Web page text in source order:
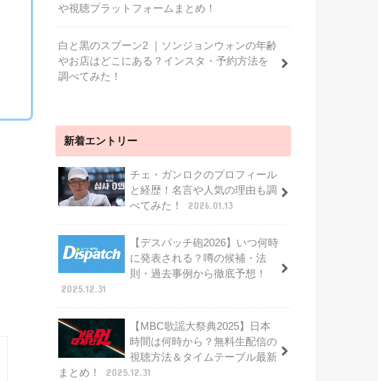
や視聴プラットフォームまとめ！
白と黒のスプーン2 ｜ソンジョンウォンの年齢
やお店はどこにある？インスタ・予約方法を
調べてみた！
新着エントリー
チェ・ガンロクのプロフィール
と経歴！名言や人気の理由も調
べてみた！
2026.01.13
【デスパッチ砲2026】いつ何時
に発表される？噂の候補・法
則・過去事例から徹底予想！
2025.12.31
【MBC歌謡大祭典2025】日本
時間は何時から？無料生配信の
視聴方法＆タイムテーブル最新
まとめ！
2025.12.31